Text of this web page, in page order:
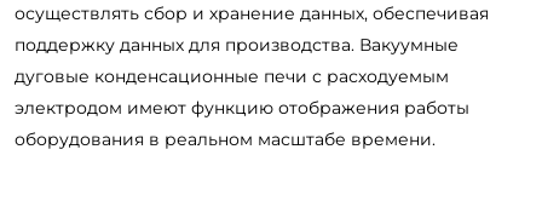
осуществлять сбор и хранение данных, обеспечивая
поддержку данных для производства. Вакуумные
дуговые конденсационные печи с расходуемым
электродом имеют функцию отображения работы
оборудования в реальном масштабе времени.